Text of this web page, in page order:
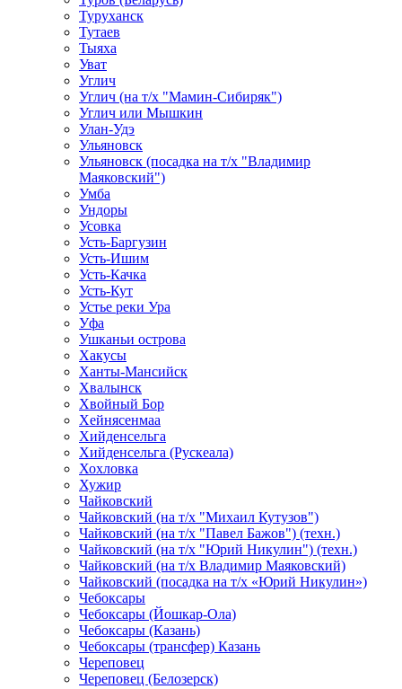
Туруханск
Тутаев
Тыяха
Уват
Углич
Углич (на т/х "Мамин-Сибиряк")
Углич или Мышкин
Улан-Удэ
Ульяновск
Ульяновск (посадка на т/х "Владимир
Маяковский")
Умба
Ундоры
Усовка
Усть-Баргузин
Усть-Ишим
Усть-Качка
Усть-Кут
Устье реки Ура
Уфа
Ушканьи острова
Хакусы
Ханты-Мансийск
Хвалынск
Хвойный Бор
Хейнясенмаа
Хийденсельга
Хийденсельга (Рускеала)
Хохловка
Хужир
Чайковский
Чайковский (на т/х "Михаил Кутузов")
Чайковский (на т/х "Павел Бажов") (техн.)
Чайковский (на т/х "Юрий Никулин") (техн.)
Чайковский (на т/х Владимир Маяковский)
Чайковский (посадка на т/х «Юрий Никулин»)
Чебоксары
Чебоксары (Йошкар-Ола)
Чебоксары (Казань)
Чебоксары (трансфер) Казань
Череповец
Череповец (Белозерск)